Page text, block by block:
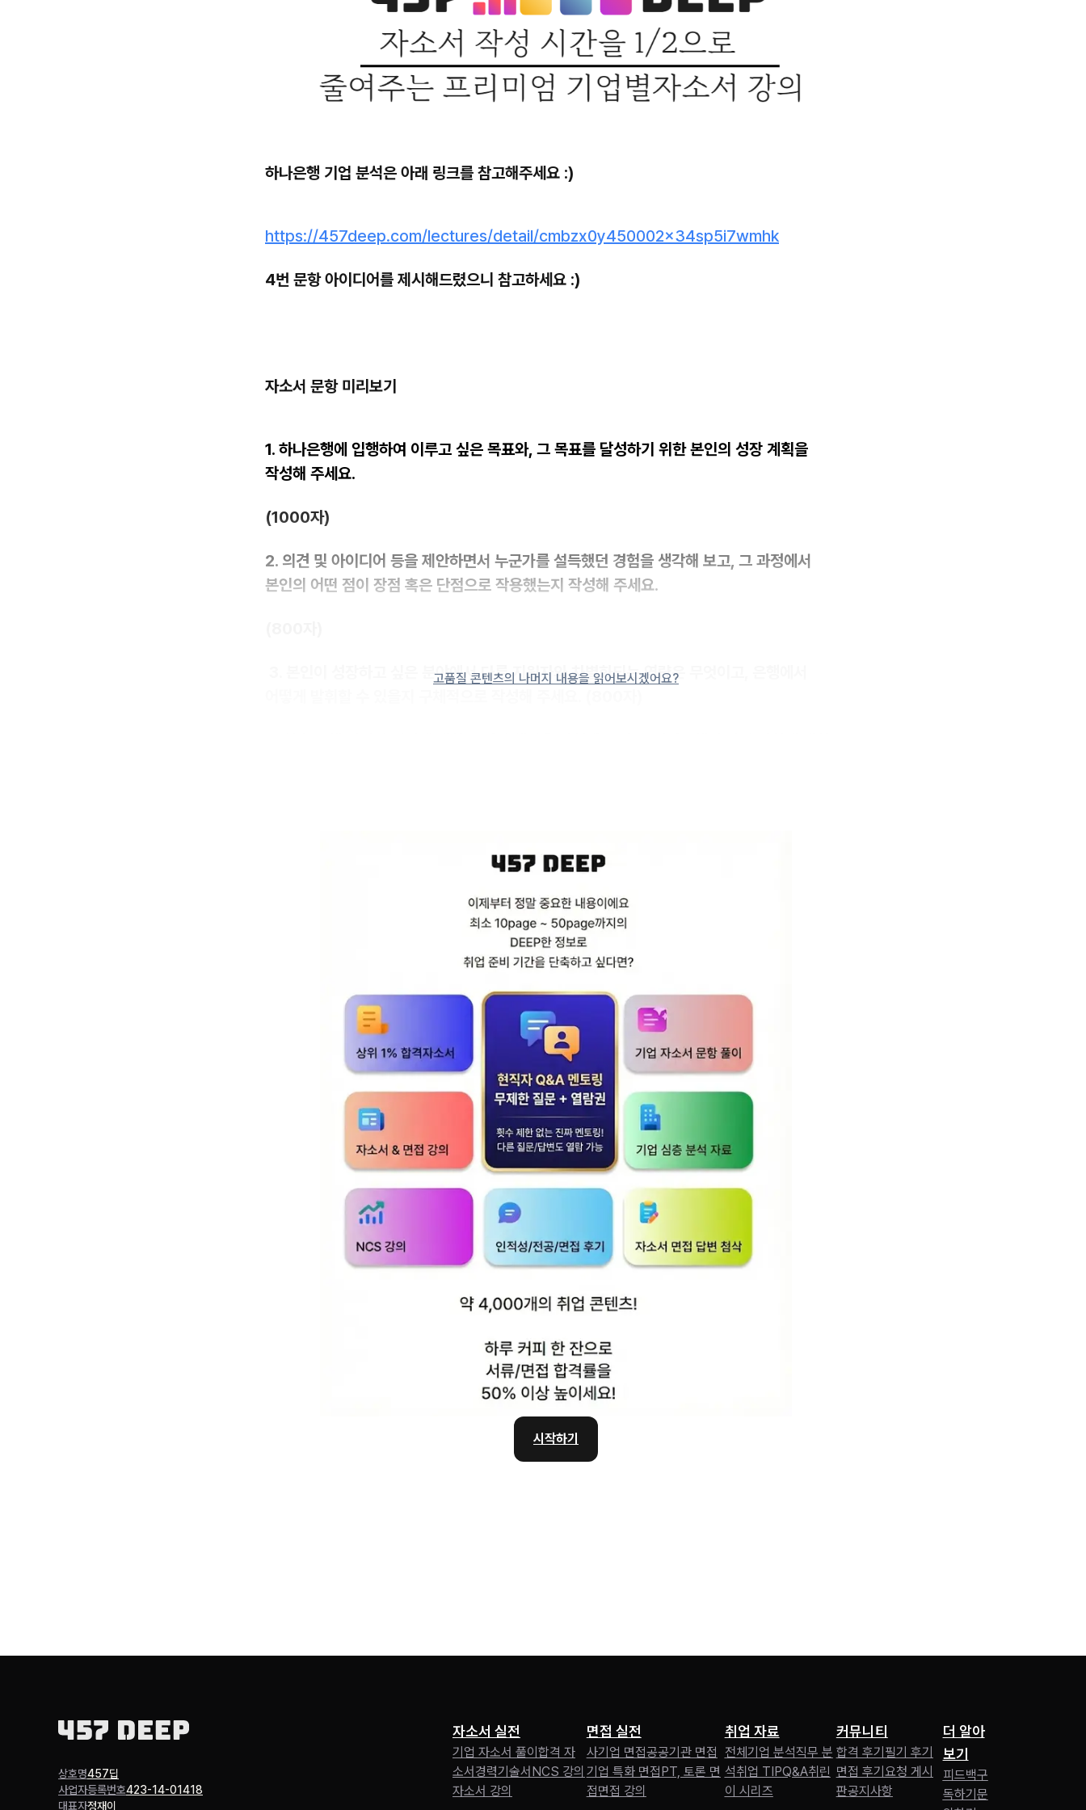
하나은행 기업 분석은 아래 링크를 참고해주세요 :)
https://457deep.com/lectures/detail/cmbzx0y450002x34sp5i7wmhk
4번 문항 아이디어를 제시해드렸으니 참고하세요 :)
자소서 문항 미리보기
1. 하나은행에 입행하여 이루고 싶은 목표와, 그 목표를 달성하기 위한 본인의 성장 계획을
작성해 주세요.
(1000자)
2. 의견 및 아이디어 등을 제안하면서 누군가를 설득했던 경험을 생각해 보고, 그 과정에서
본인의 어떤 점이 장점 혹은 단점으로 작용했는지 작성해 주세요.
3. 본인이 성장하고 싶은 분야에서 다른 지원자와 차별화되는 역량은 무엇이고, 은행에서
❇️ 작성 전 꼭 읽어보면 좋은 기사 ( 마우스 스크롤 버튼으로 기사 링크를 클릭하시면, 새로운
“더 촘촘하고 정교하게” 이호성號 하나은행, 대출 심사 차별화 전략 [여신심사 돋보기]
https://www.fntimes.com/html/view.php?
ud=202503232307225234dd55077bc2_18
견조한 기업여신, 리밸런싱 성공에 ‘청신호’
https://news.dealsitetv.com/articles/157063
하나은행, 외국인 특화 금융서비스 ‘두각’
https://www.greened.kr/news/articleView.
고품질 콘텐츠의 나머지 내용을 읽어보시겠어요?
시작하기
상호명457딥
사업자등록번호423-14-01418
대표자정재이
자소서 실전
기업 자소서 풀이 합격 자
소서 경력기술서 NCS 강의
자소서 강의
면접 실전
사기업 면접공공기관 면접
기업 특화 면접PT, 토론 면
접면접 강의
취업 자료
전체기업 분석직무 분
석취업 TIPQ&A취린
이 시리즈
커뮤니티
합격 후기 필기 후기
면접 후기 요청 게시
판공지사항
더 알아
보기
피드백구
독하기 문